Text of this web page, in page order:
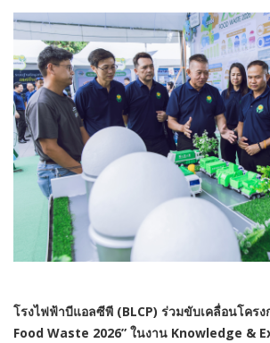
โรงไฟฟ้าบีแอลซีพี (BLCP) ร่วมขับเคลื่อนโคร
Food Waste 2026” ในงาน Knowledge &